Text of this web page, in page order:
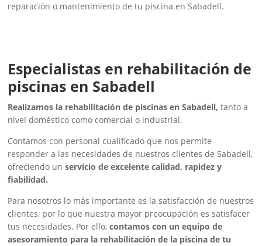
reparación o mantenimiento de tu piscina en Sabadell.
Especialistas en rehabilitación de
piscinas en Sabadell
Realizamos la rehabilitación de piscinas en Sabadell, tanto a
nivel doméstico como comercial o industrial.
Contamos con personal cualificado que nos permite
responder a las necesidades de nuestros clientes de Sabadell,
ofreciendo unservicio de excelente calidad, rapidez y
fiabilidad.
Para nosotros lo más importante es la satisfacción de nuestros
clientes, por lo que nuestra mayor preocupación es satisfacer
tus necesidades. Por ello,contamos con un equipo de
asesoramiento para la rehabilitación de la piscina de tu